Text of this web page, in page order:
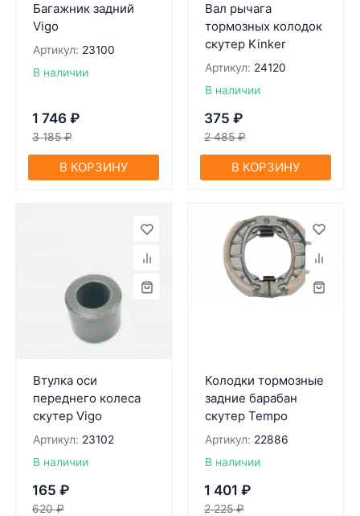
Багажник задний
Vigo
Артикул: 23100
В наличии
1 746 ₽
3 185 ₽
В КОРЗИНУ
Вал рычага
тормозных колодок
скутер Kinker
Артикул: 24120
В наличии
375 ₽
2 485 ₽
В КОРЗИНУ
Втулка оси
переднего колеса
скутер Vigo
Артикул: 23102
В наличии
165 ₽
620 ₽
Колодки тормозные
задние барабан
скутер Tempo
Артикул: 22886
В наличии
1 401 ₽
2 225 ₽